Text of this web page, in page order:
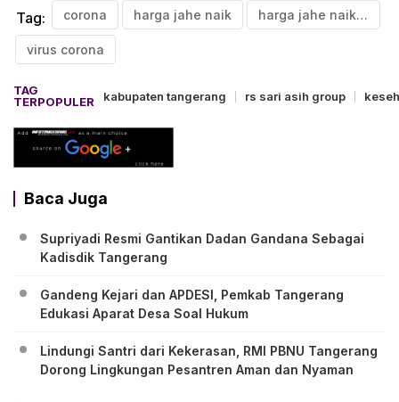
Tag: corona harga jahe naik harga jahe naik di tangerang
virus corona
TAG
TERPOPULER
kabupaten tangerang rs sari asih group
Baca Juga
Supriyadi Resmi Gantikan Dadan Gandana Sebagai
Kadisdik Tangerang
Gandeng Kejari dan APDESI, Pemkab Tangerang
Edukasi Aparat Desa Soal Hukum
Lindungi Santri dari Kekerasan, RMI PBNU Tangerang
Dorong Lingkungan Pesantren Aman dan Nyaman